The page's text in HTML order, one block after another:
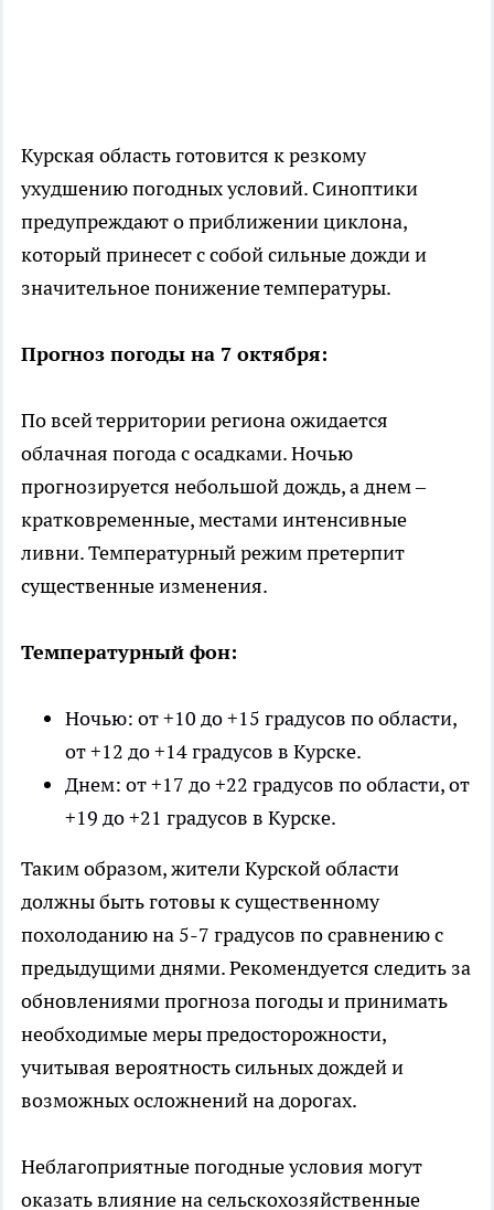
Курская область готовится к резкому
ухудшению погодных условий. Синоптики
предупреждают о приближении циклона,
который принесет с собой сильные дожди и
значительное понижение температуры.
Прогноз погоды на 7 октября:
По всей территории региона ожидается
облачная погода с осадками. Ночью
прогнозируется небольшой дождь, а днем –
кратковременные, местами интенсивные
ливни. Температурный режим претерпит
существенные изменения.
Температурный фон:
Ночью: от +10 до +15 градусов по области,
от +12 до +14 градусов в Курске.
Днем: от +17 до +22 градусов по области, от
+19 до +21 градусов в Курске.
Таким образом, жители Курской области
должны быть готовы к существенному
похолоданию на 5-7 градусов по сравнению с
предыдущими днями. Рекомендуется следить за
обновлениями прогноза погоды и принимать
необходимые меры предосторожности,
учитывая вероятность сильных дождей и
возможных осложнений на дорогах.
Неблагоприятные погодные условия могут
оказать влияние на сельскохозяйственные